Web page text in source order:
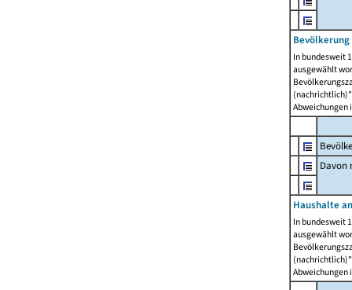
In bundesweit
ausgewählt
Abweichungen
Davon
Haushalte
In bundesweit
ausgewählt
Abweichungen